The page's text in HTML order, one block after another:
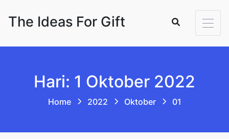
The Ideas For Gift
Hari: 1 Oktober 2022
Home 2022 Oktober 01